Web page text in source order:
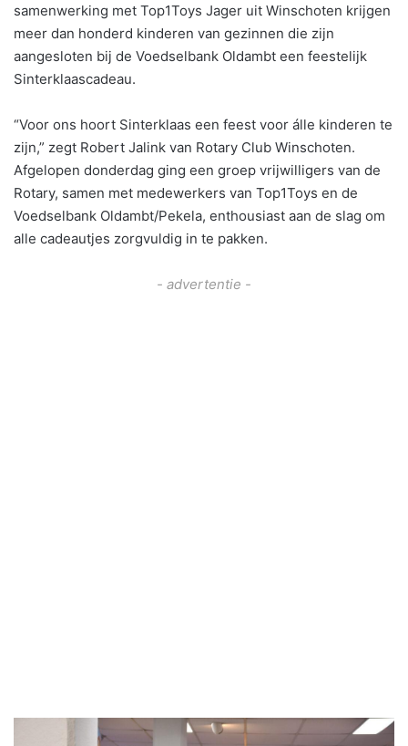
samenwerking met Top1Toys Jager uit Winschoten krijgen
meer dan honderd kinderen van gezinnen die zijn
aangesloten bij de Voedselbank Oldambt een feestelijk
Sinterklaascadeau.
“Voor ons hoort Sinterklaas een feest voor álle kinderen te
zijn,” zegt Robert Jalink van Rotary Club Winschoten.
Afgelopen donderdag ging een groep vrijwilligers van de
Rotary, samen met medewerkers van Top1Toys en de
Voedselbank Oldambt/Pekela, enthousiast aan de slag om
alle cadeautjes zorgvuldig in te pakken.
- advertentie -